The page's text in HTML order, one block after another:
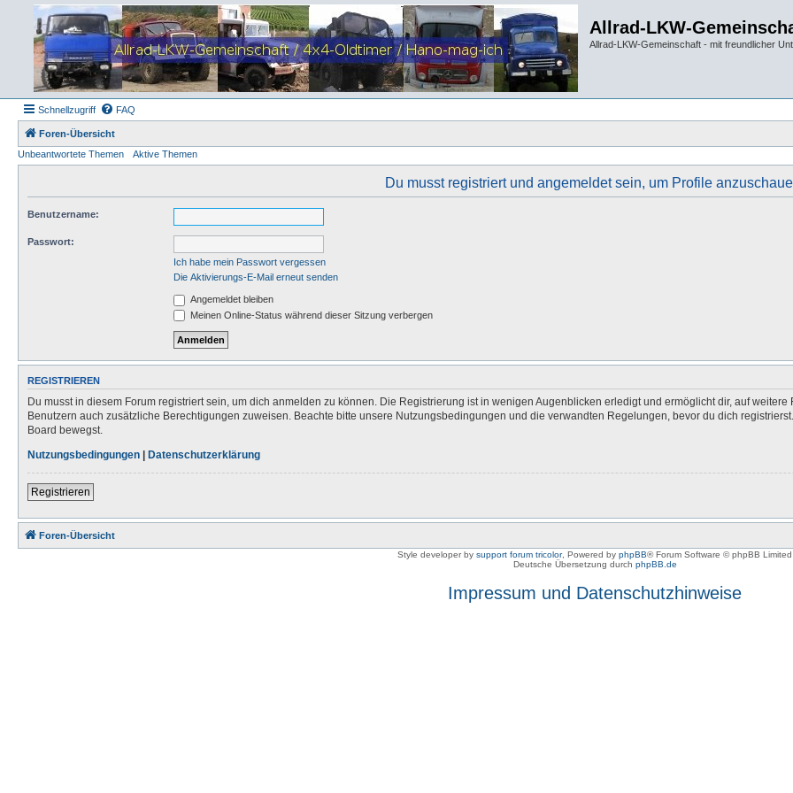
Allrad-LKW-
Allrad-LKW-Gemeinschaft - mit freundlicher
Schnellzugriff FAQ
Foren-Übersicht
Unbeantwortete Themen
Aktive Themen
Du musst registriert und angemeldet sein, um Profile
Benutzername:
Passwort:
Ich habe mein Passwort vergessen
Die Aktivierungs-E-Mail erneut senden
Angemeldet bleiben
Meinen Online-Status während dieser Sitzung verbergen
REGISTRIEREN
Du musst in diesem Forum registriert sein, um dich anmelden zu können. Die Registrierung ist in wenigen Augenblicken erledigt und ermöglicht dir, auf
Benutzern auch zusätzliche Berechtigungen zuweisen. Beachte bitte unsere Nutzungsbedingungen und die verwandten Regelungen, bevor du dich
Board bewegst.
Nutzungsbedingungen | Datenschutzerklärung
Registrieren
Foren-Übersicht
Style developer by support forum tricolor, Powered by phpBB® Forum Software © phpBB Limited
Deutsche Übersetzung durch phpBB.de
Impressum und Datenschutzhinweise